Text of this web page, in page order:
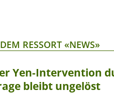
RESSORT «NEWS»
Yen-Intervention
bleibt ungelöst